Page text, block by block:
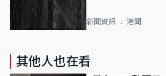
新聞資訊 港聞
其他人也在看